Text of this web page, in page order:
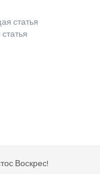
статья
Воскрес!